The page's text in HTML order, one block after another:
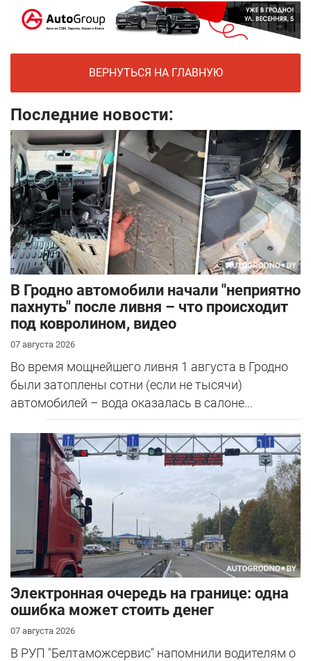
ВЕРНУТЬСЯ НА ГЛАВНУЮ
Последние новости:
В Гродно автомобили начали "неприятно
пахнуть" после ливня – что происходит
под ковролином, видео
07 августа 2026
Во время мощнейшего ливня 1 августа в Гродно
были затоплены сотни (если не тысячи)
автомобилей – вода оказалась в салоне...
Электронная очередь на границе: одна
ошибка может стоить денег
07 августа 2026
В РУП "Белтаможсервис" напомнили водителям о